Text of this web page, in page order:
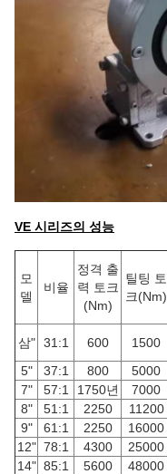
VE 시리즈의 성능
모
델
비율
정격 출
력 토크
(Nm)
틸팅 토
크(Nm)
삼" 31:1 600 1500
5"
37:1 800 5000
7"
57:1 1750년 7000
8"
51:1 2250 11200
9"
61:1 2250 16000
12" 78:1 4300 25000
14" 85:1 5600 48000